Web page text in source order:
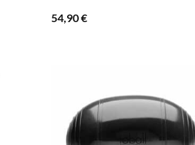
54,90€